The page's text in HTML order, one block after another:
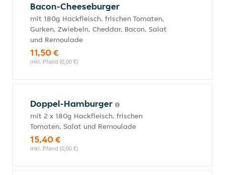
Bacon-Cheeseburger
mit 180g Hackfleisch, frischen Tomaten,
Gurken, Zwiebeln, Cheddar, Bacon, Salat
und Remoulade
11,50 €
inkl. Pfand (0,00 €)
Doppel-Hamburger
mit 2 x 180g Hackfleisch, frischen
Tomaten, Salat und Remoulade
15,40 €
inkl. Pfand (0,00 €)